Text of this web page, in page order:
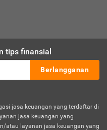
tips finansial
Berlangganan
jasa keuangan yang terdaftar di
jasa keuangan yang
atau layanan jasa keuangan yang